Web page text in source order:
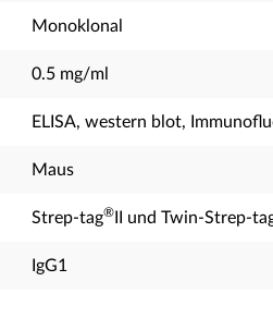
Monoklonal
0.5 mg/ml
ELISA, western blot,
Maus
Strep-tag®II und Twin-Strep-
IgG1